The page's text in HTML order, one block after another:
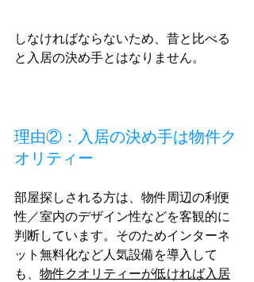
しなければならないため、昔と比べる
と入居の決め手とはなりません。
理由②：入居の決め手は物件ク
オリティー
部屋探しされる方は、物件周辺の利便
性／室内のデザイン性などを客観的に
判断しています。そのためインターネ
ット無料化など人気設備を導入して
も、 物件クオリティーが低ければ入居